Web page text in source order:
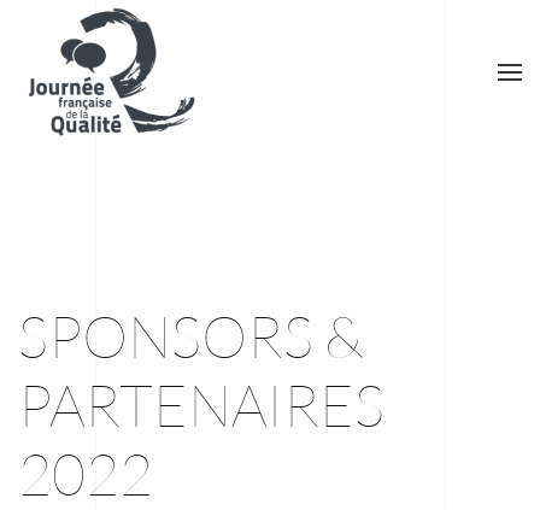
Skip to main content
SPONSORS &
PARTENAIRES
2022